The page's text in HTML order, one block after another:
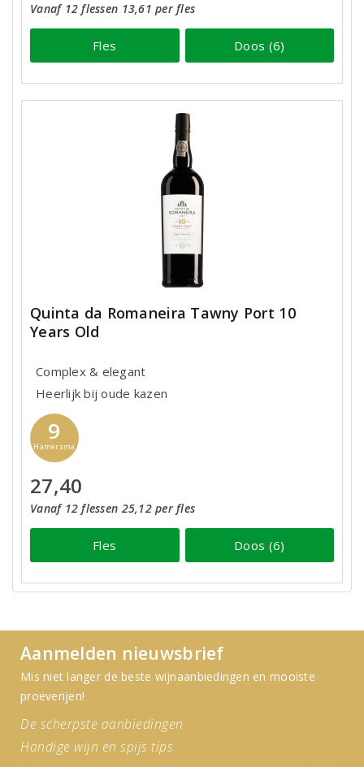
Vanaf 12 flessen 13,61 per fles
Fles Doos (6)
Quinta da Romaneira Tawny Port 10
Years Old
Complex & elegant
Heerlijk bij oude kazen
9
Hamersma
27,40
Vanaf 12 flessen 25,12 per fles
Fles Doos (6)
Aanmelden nieuwsbrief
Mis niet langer de beste wijnaanbiedingen en mooiste
proeverijen!
De scherpste aanbiedingen
Handige wijn en spijs tips